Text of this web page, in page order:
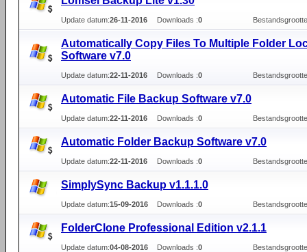
Update datum:26-11-2016 Downloads :0
Automatically Copy Files To Multiple Folder
Software v7.0
Update datum:22-11-2016 Downloads :0
Automatic File Backup Software v7.0
Update datum:22-11-2016 Downloads :0
Automatic Folder Backup Software v7.0
Update datum:22-11-2016 Downloads :0
SimplySync Backup v1.1.1.0
Update datum:15-09-2016 Downloads :0
FolderClone Professional Edition v2.1.1
Update datum:04-08-2016 Downloads :0